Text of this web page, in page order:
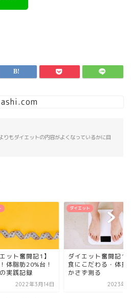
りもダイエットの内容がよくなっているかに目
ット奮闘記1】
体脂肪20%台！
実践記録
2022年3月14日
ダイエット
ダイエット奮闘記18
食にこだわる・体重
かさず測る
2023年1